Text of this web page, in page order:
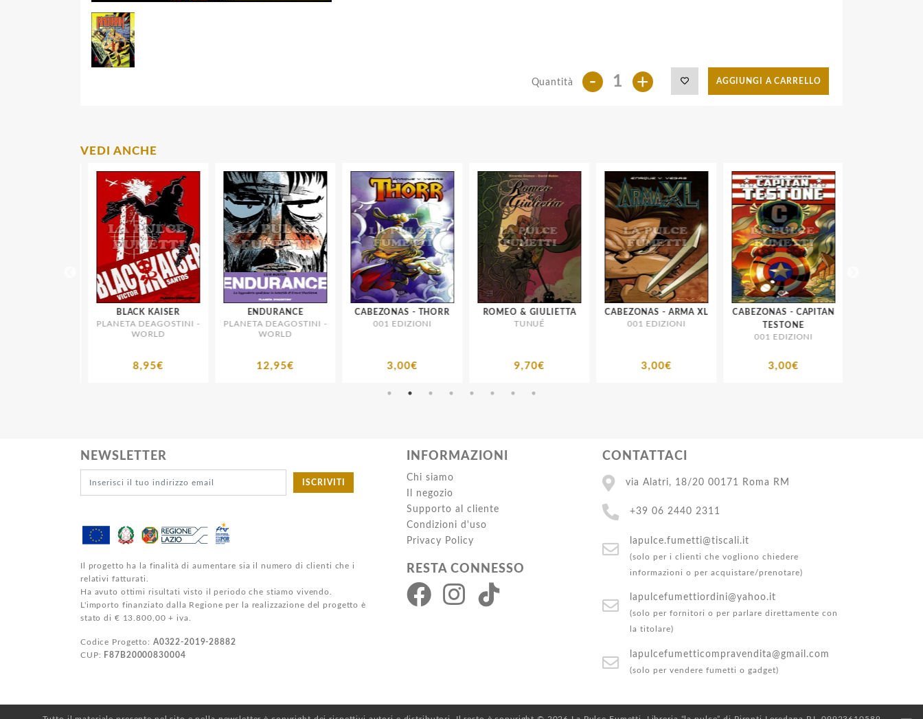
Quantità - + AGGIUNGI A CARRELLO
VEDI ANCHE
BLACK KAISER
PLANETA DEAGOSTINI -
WORLD
8,95€
ENDURANCE
PLANETA DEAGOSTINI -
WORLD
12,95€
CABEZONAS - THORR
001 EDIZIONI
3,00€
ROMEO & GIULIETTA
TUNUÉ
9,70€
CABEZONAS - ARMA XL
001 EDIZIONI
3,00€
CABEZONAS - CAPITAN
TESTONE
001 EDIZIONI
3,00€
NEWSLETTER
ISCRIVITI
Il progetto ha la finalità di aumentare sia il numero di clienti che i
relativi fatturati.
Ha avuto ottimi risultati visto il periodo che stiamo vivendo.
L'importo finanziato dalla Regione per la realizzazione del progetto è
stato di € 13.800,00 + iva.
Codice Progetto: A0322-2019-28882
CUP: F87B20000830004
INFORMAZIONI
Chi siamo
Il negozio
Supporto al cliente
Condizioni d'uso
Privacy Policy
RESTA CONNESSO
CONTATTACI
via Alatri, 18/20 00171 Roma RM
+39 06 2440 2311
lapulce.fumetti@tiscali.it
(solo per i clienti che vogliono chiedere
informazioni o per acquistare/prenotare)
lapulcefumettiordini@yahoo.it
(solo per fornitori o per parlare direttamente con
la titolare)
lapulcefumetticompravendita@gmail.com
(solo per vendere fumetti o gadget)